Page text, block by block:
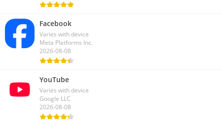
Facebook
Varies with device
Meta Platforms Inc.
2026-08-08
YouTube
Varies with device
Google LLC
2026-08-08